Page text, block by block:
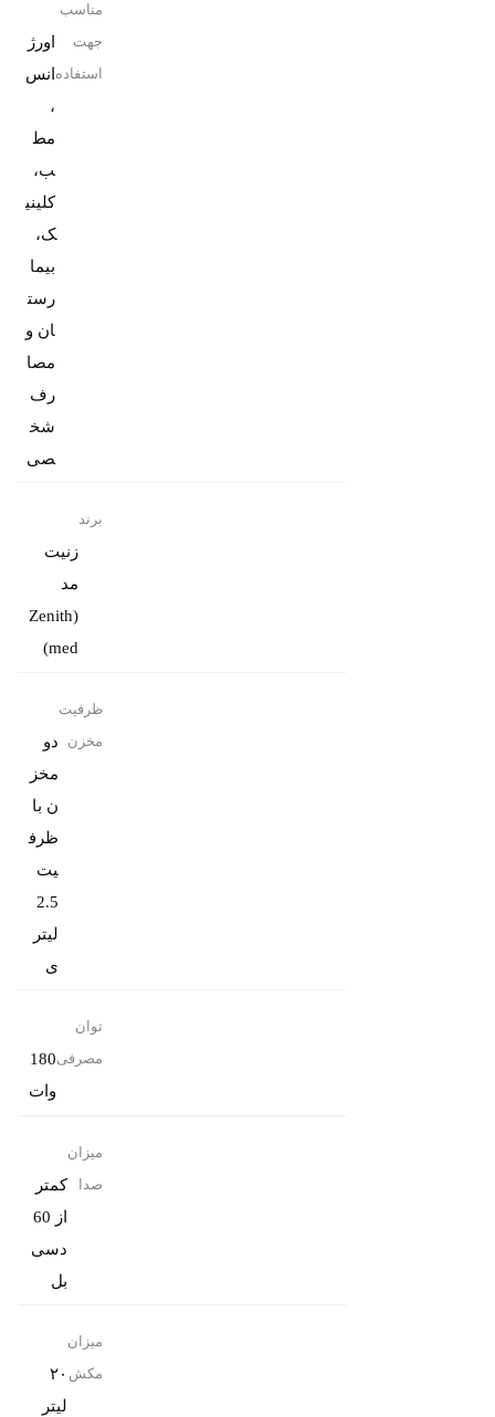
مناسب
جهت
استفاده
اورژ
انس
،
مط
ب،
کلینی
ک،
بیما
رست
ان و
مصا
رف
شخ
صی
برند
زنیت
مد
(Zenith
med)
ظرفیت
مخزن
دو
مخز
ن با
ظرف
یت
2.5
لیتر
ی
توان
مصرفی180
وات
میزان
صدا
کمتر
از 60
دسی
بل
میزان
مکش ۲۰
لیتر